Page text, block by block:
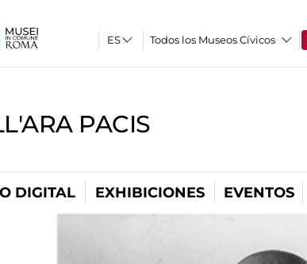
Todos los Museos Cívicos
PACIS
DIGITAL EXHIBICIONES EVENTOS